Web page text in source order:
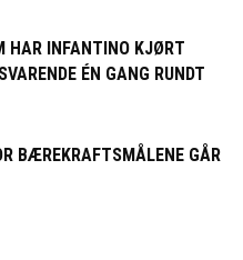
HAR INFANTINO KJØRT
ÉN GANG RUNDT
BÆREKRAFTSMÅLENE GÅR